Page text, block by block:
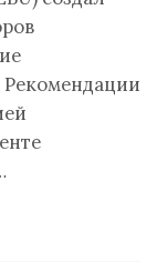
Рекомендации